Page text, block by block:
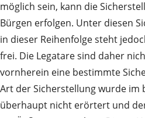
möglich sein, kann die
Bürgen erfolgen. Unter diesen
in dieser Reihenfolge steht
frei. Die Legatare sind daher
vornherein eine bestimmte
Art der Sicherstellung wurde im
überhaupt nicht erörtert und